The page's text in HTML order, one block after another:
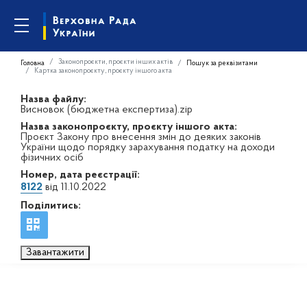
Головна Законопроєкти, проєкти інших актів
Пошук за реквізитами
Картка законопроєкту, проєкту іншого акта
Назва файлу:
Висновок (бюджетна експертиза).zip
Назва законопроєкту, проєкту іншого акта:
Проєкт Закону про внесення змін до деяких законів
України щодо порядку зарахування податку на доходи
фізичних осіб
Номер, дата реєстрації:
8122 від 11.10.2022
Поділитись:
Завантажити